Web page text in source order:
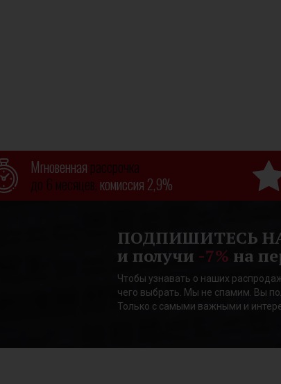
Мгновенная рассрочка
до 6 месяцев, комиссия 2,9%
ПОДПИШИТЕСЬ
и получи -7% на
Чтобы узнавать о наших
чего выбрать. Мы не спамим. Вы
Только с самыми важными и